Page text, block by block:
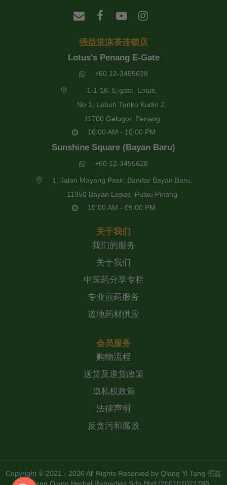
强益堂凉茶连锁店
Lotus's Penang E-Gate
+60 12-3455628
1-1-16, E-gate, Lotus,
No 1, Lebuh Tunku Kudin 2,
11700 Gelugor, Penang
10:00 AM - 10:00 PM
Sunshine Square (Bayan Baru)
+60 12-3455628
1, Jalan Mayang Pasir, Bandar Bayan Baru,
11950 Bayan Lepas, Pulau Pinang
10:00 AM - 09:00 PM
关于我们
我们的服务
关于我们
中医药分享专栏
专业煎药服务
道地药材供应
会员服务
购物流程
送货及退货政策
隐私权政策
法律声明
反贪污和腐败
Copyright © 2021 - 2026 All Rights Reserved by Qiang Yi Tang 强益